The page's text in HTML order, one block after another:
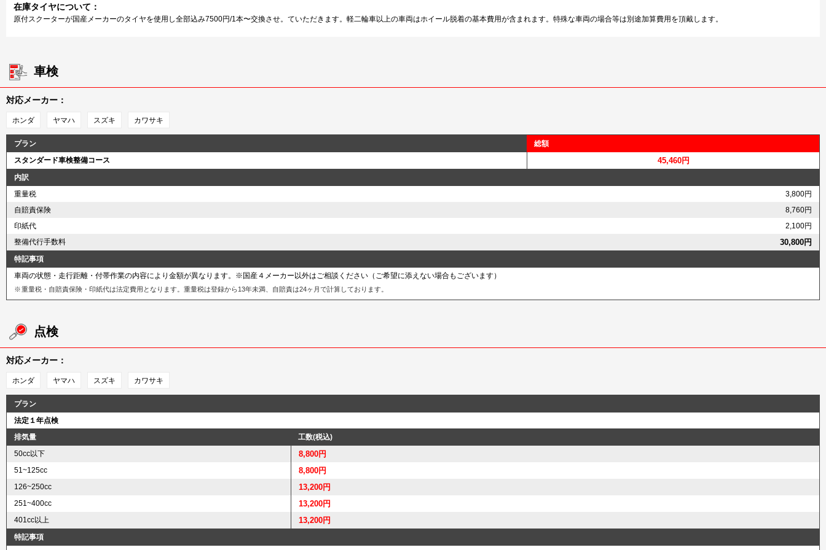
在庫タイヤについて：
原付スクーターが国産メーカーのタイヤを使用し全部込み7500円/1本〜交換させ。ていただきます。軽二輪車以上の車両はホイール脱着の基本費用が含まれます。特殊な車両の場合等は別途加算費用を頂戴します。
車検
対応メーカー：
ホンダ ヤマハ スズキ カワサキ
プラン
総額
スタンダード車検整備コース
45,460円
内訳
重量税
3,800円
自賠責保険
8,760円
印紙代
2,100円
整備代行手数料
30,800円
特記事項
車両の状態・走行距離・付帯作業の内容により金額が異なります。※国産４メーカー以外はご相談ください（ご希望に添えない場合もございます）
重量税・自賠責保険・印紙代は法定費用となります。重量税は登録から13年未満、自賠責は24ヶ月で計算しております。
点検
対応メーカー：
ホンダ ヤマハ スズキ カワサキ
プラン
法定１年点検
排気量
工数(税込)
50cc以下
8,800円
51~125cc 8,800円
126~250cc 13,200円
251~400cc 13,200円
401cc以上 13,200円
特記事項